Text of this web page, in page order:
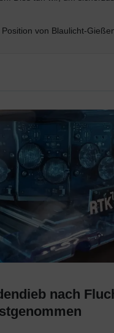
von Blaulicht-
nach